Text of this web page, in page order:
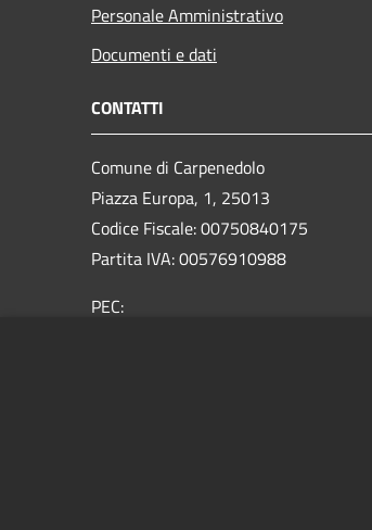
Personale Amministrativo
Documenti e dati
CONTATTI
Comune di Carpenedolo
Piazza Europa, 1, 25013
Codice Fiscale: 00750840175
Partita IVA: 00576910988
PEC: